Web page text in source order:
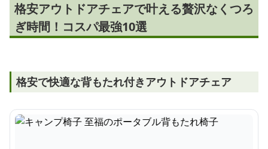
格安アウトドアチェアで叶える贅沢なくつろ
ぎ時間！コスパ最強10選
格安で快適な背もたれ付きアウトドアチェア